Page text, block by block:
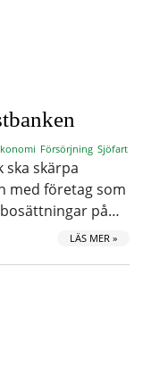
Försörjning Sjöfart
ska skärpa
med företag som
på…
LÄS MER »